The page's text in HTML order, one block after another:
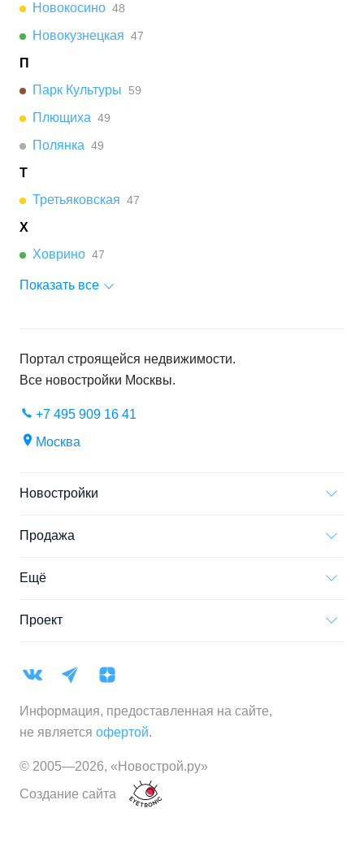
Новокосино 48
Новокузнецкая 47
П
Парк Культуры
59
Плющиха 49
Полянка 49
Т
Третьяковская 47
Х
Ховрино 47
Показать все
Портал строящейся недвижимости.
Все новостройки Москвы.
+7 495 909 16 41
Москва
Новостройки
Продажа
Ещё
Проект
Информация, предоставленная на сайте,
не является офертой.
© 2005—2026, «Новострой.ру»
Создание сайта